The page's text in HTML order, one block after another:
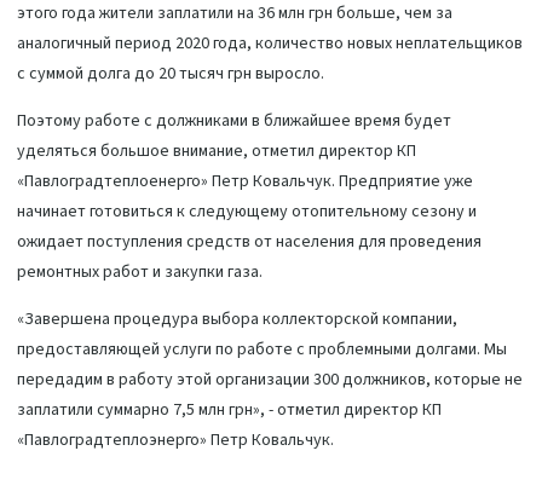
этого года жители заплатили на 36 млн грн больше, чем за
аналогичный период 2020 года, количество новых неплательщиков
с суммой долга до 20 тысяч грн выросло.
Поэтому работе с должниками в ближайшее время будет
уделяться большое внимание, отметил директор КП
«Павлоградтеплоенерго» Петр Ковальчук. Предприятие уже
начинает готовиться к следующему отопительному сезону и
ожидает поступления средств от населения для проведения
ремонтных работ и закупки газа.
«Завершена процедура выбора коллекторской компании,
предоставляющей услуги по работе с проблемными долгами. Мы
передадим в работу этой организации 300 должников, которые не
заплатили суммарно 7,5 млн грн», - отметил директор КП
«Павлоградтеплоэнерго» Петр Ковальчук.